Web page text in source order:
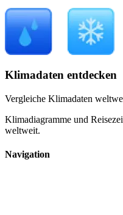
Klimadaten entdecken
Vergleiche Klimadaten
Klimadiagramme und
weltweit.
Navigation